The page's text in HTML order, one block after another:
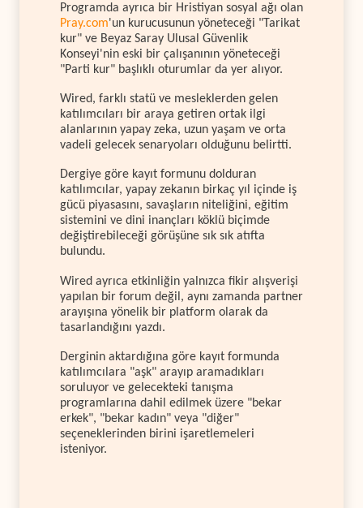
Programda ayrıca bir Hristiyan sosyal ağı olan
Pray.com'un kurucusunun yöneteceği "Tarikat
kur" ve Beyaz Saray Ulusal Güvenlik
Konseyi'nin eski bir çalışanının yöneteceği
"Parti kur" başlıklı oturumlar da yer alıyor.
Wired, farklı statü ve mesleklerden gelen
katılımcıları bir araya getiren ortak ilgi
alanlarının yapay zeka, uzun yaşam ve orta
vadeli gelecek senaryoları olduğunu belirtti.
Dergiye göre kayıt formunu dolduran
katılımcılar, yapay zekanın birkaç yıl içinde iş
gücü piyasasını, savaşların niteliğini, eğitim
sistemini ve dini inançları köklü biçimde
değiştirebileceği görüşüne sık sık atıfta
bulundu.
Wired ayrıca etkinliğin yalnızca fikir alışverişi
yapılan bir forum değil, aynı zamanda partner
arayışına yönelik bir platform olarak da
tasarlandığını yazdı.
Derginin aktardığına göre kayıt formunda
katılımcılara "aşk" arayıp aramadıkları
soruluyor ve gelecekteki tanışma
programlarına dahil edilmek üzere "bekar
erkek", "bekar kadın" veya "diğer"
seçeneklerinden birini işaretlemeleri
isteniyor.